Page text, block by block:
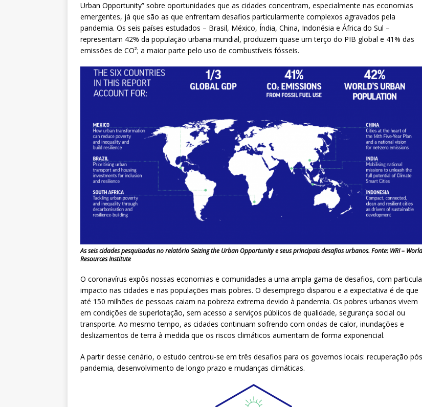
Urban Opportunity” sobre oportunidades que as cidades concentram, especialmente nas economias
emergentes, já que são as que enfrentam desafios particularmente complexos agravados pela
pandemia. Os seis países estudados – Brasil, México, Índia, China, Indonésia e África do Sul –
representam 42% da população urbana mundial, produzem quase um terço do PIB global e 41% das
emissões de CO²; a maior parte pelo uso de combustíveis fósseis.
As seis cidades pesquisadas no relatório Seizing the Urban Opportunity e seus principais desafios urbanos. Fonte: WRI – World
Resources Institute
O coronavírus expôs nossas economias e comunidades a uma ampla gama de desafios, com
impacto nas cidades e nas populações mais pobres. O desemprego disparou e a expectativa é de que
até 150 milhões de pessoas caiam na pobreza extrema devido à pandemia. Os pobres urbanos vivem
em condições de superlotação, sem acesso a serviços públicos de qualidade, segurança social ou
transporte. Ao mesmo tempo, as cidades continuam sofrendo com ondas de calor, inundações e
deslizamentos de terra à medida que os riscos climáticos aumentam de forma exponencial.
A partir desse cenário, o estudo centrou-se em três desafios para os governos locais: recuperação
pandemia, desenvolvimento de longo prazo e mudanças climáticas.